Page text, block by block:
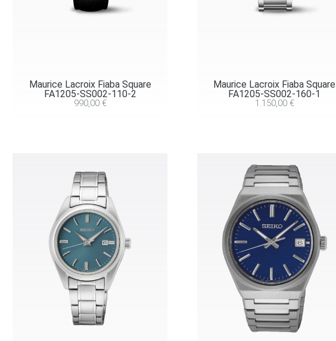
Maurice Lacroix Fiaba Square
FA1205-SS002-110-2
990,00 €
Maurice Lacroix Fiaba Square
FA1205-SS002-160-1
1.150,00 €